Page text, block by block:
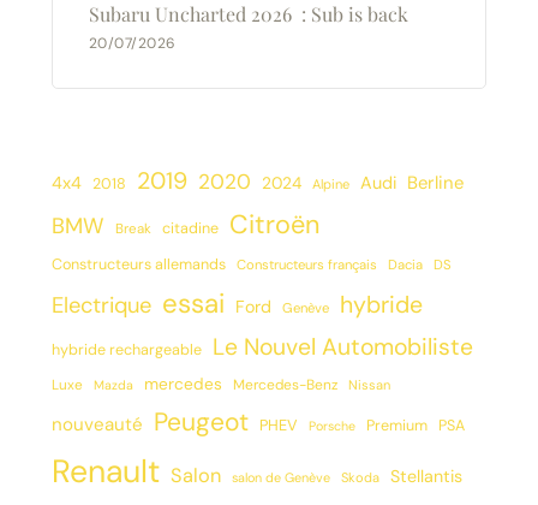
Subaru Uncharted 2026 : Sub is back
20/07/2026
4x4 2018 2019 2020 2024 Alpine Audi Berline
BMW Break citadine Citroën
Constructeurs allemands Constructeurs français Dacia DS
Electrique essai Ford Genève hybride
hybride rechargeable Le Nouvel Automobiliste
Luxe Mazda mercedes Mercedes-Benz Nissan
nouveauté Peugeot PHEV Porsche Premium PSA
Renault Salon salon de Genève Skoda Stellantis